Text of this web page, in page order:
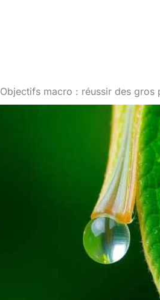
Objectifs macro : réussir des gros